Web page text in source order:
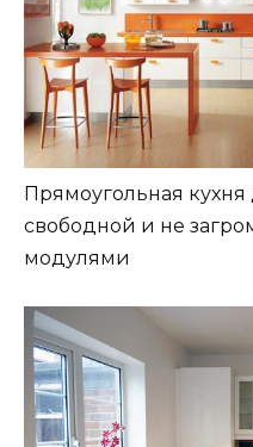
Прямоугольная
свободной и не
модулями